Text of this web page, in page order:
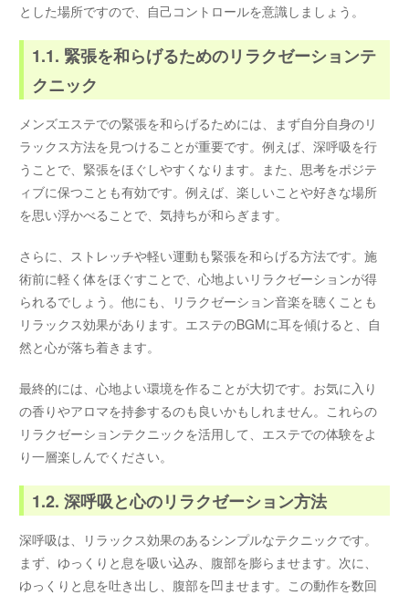
とした場所ですので、自己コントロールを意識しましょう。
1.1. 緊張を和らげるためのリラクゼーションテ
クニック
メンズエステでの緊張を和らげるためには、まず自分自身のリ
ラックス方法を見つけることが重要です。例えば、深呼吸を行
うことで、緊張をほぐしやすくなります。また、思考をポジテ
ィブに保つことも有効です。例えば、楽しいことや好きな場所
を思い浮かべることで、気持ちが和らぎます。
さらに、ストレッチや軽い運動も緊張を和らげる方法です。施
術前に軽く体をほぐすことで、心地よいリラクゼーションが得
られるでしょう。他にも、リラクゼーション音楽を聴くことも
リラックス効果があります。エステのBGMに耳を傾けると、自
然と心が落ち着きます。
最終的には、心地よい環境を作ることが大切です。お気に入り
の香りやアロマを持参するのも良いかもしれません。これらの
リラクゼーションテクニックを活用して、エステでの体験をよ
り一層楽しんでください。
1.2. 深呼吸と心のリラクゼーション方法
深呼吸は、リラックス効果のあるシンプルなテクニックです。
まず、ゆっくりと息を吸い込み、腹部を膨らませます。次に、
ゆっくりと息を吐き出し、腹部を凹ませます。この動作を数回